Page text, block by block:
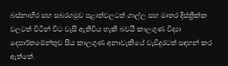
බස්නාහිර සහ සබරගමුව පළාත්වලටත් ගාල්ල සහ මාතර දිස්ත්‍රික්ක
වලටත් විටින් විට වැසි ඇතිවිය හැකි බවයි කාලගුණ විද්‍යා
දෙපාර්තමේන්තුව සිය කාලගුණ අනාවැකියේ වැඩිදුරටත් සඳහන් කර
ඇත්තේ.